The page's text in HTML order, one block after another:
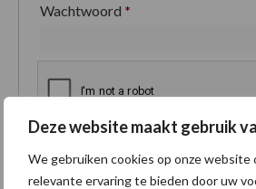
Deze website maakt gebruik
We gebruiken cookies op onze website
relevante ervaring te bieden door uw
Wachtwoord *
Je persoonlijke gegevens worden
ervaring op deze site te